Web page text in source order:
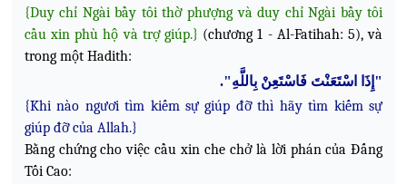
{Duy chỉ Ngài bầy tôi thờ phượng và duy chỉ Ngài bầy tôi
cầu xin phù hộ và trợ giúp.} (chương 1 - Al-Fatihah: 5), và
trong một Hadith:
"إِذَا اسْتَعَنْتَ فَاسْتَعِنْ بِاللَّهِ".
{Khi nào ngươi tìm kiếm sự giúp đỡ thì hãy tìm kiếm sự
giúp đỡ của Allah.}
Bằng chứng cho việc cầu xin che chở là lời pháncủa Đấng
Tối Cao: